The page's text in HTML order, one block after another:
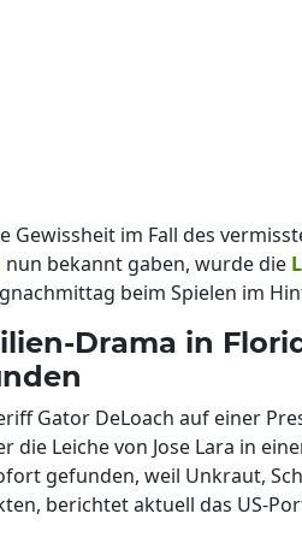
Gewissheit im Fall des
nun bekannt gaben, wurde die
beim Spielen im
Drama in
Gator DeLoach auf einer
die Leiche von Jose Lara in
gefunden, weil Unkraut,
berichtet aktuell das US-